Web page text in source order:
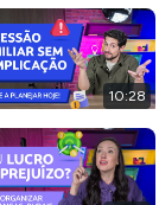
10:28